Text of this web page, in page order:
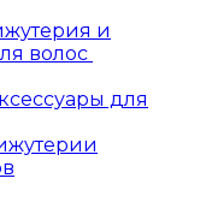
и
волос
для